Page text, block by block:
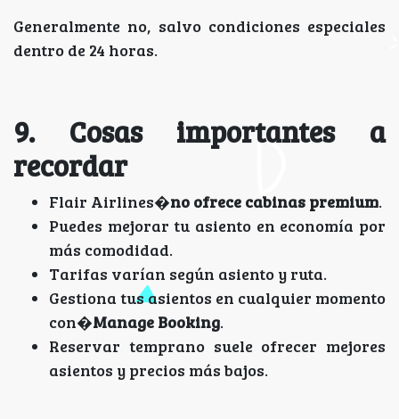
Generalmente no, salvo condiciones especiales
dentro de 24 horas.
9. Cosas importantes a
recordar
Flair Airlines�no ofrece cabinas premium.
Puedes mejorar tu asiento en economía por
más comodidad.
Tarifas varían según asiento y ruta.
Gestiona tus asientos en cualquier momento
con�Manage Booking.
Reservar temprano suele ofrecer mejores
asientos y precios más bajos.